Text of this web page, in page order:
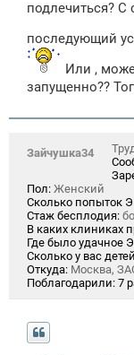
подлечиться?
последующий
Или ,
запущенно??
Зайчушка34
Пол: Женский
Сколько попыток
Стаж бесплодия:
В каких клиниках
Где было удачное
Сколько у вас
Откуда: Москва,
Поблагодарили: 7